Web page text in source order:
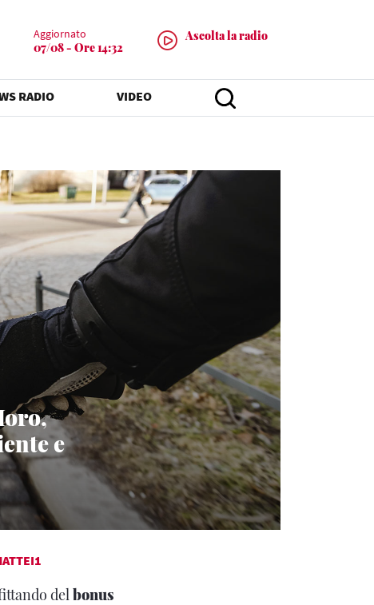
Aggiornato
07/08 - Ore 14:32
Ascolta la radio
RADIO VIDEO
e
del bonus